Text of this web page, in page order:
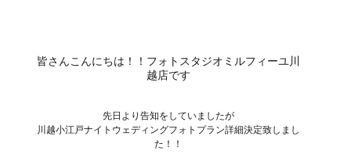
皆さんこんにちは！！フォトスタジオミルフィーユ川
越店です
先日より告知をしていましたが
川越小江戸ナイトウェディングフォトプラン詳細決定致しまし
た！！